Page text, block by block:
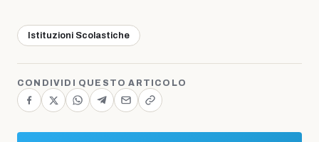
Istituzioni Scolastiche
CONDIVIDI QUESTO ARTICOLO